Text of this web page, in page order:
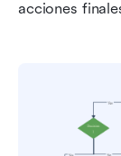
acciones